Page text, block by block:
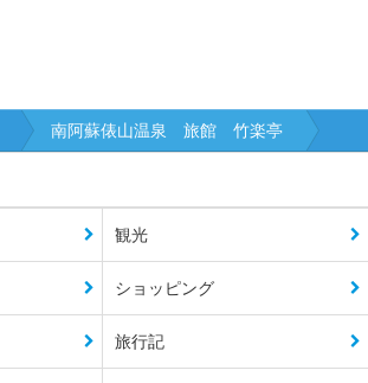
南阿蘇俵山温泉 旅館 竹楽亭
観光
ショッピング
旅行記